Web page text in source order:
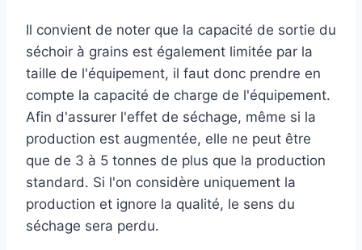
Il convient de noter que la capacité de sortie du
séchoir à grains est également limitée par la
taille de l'équipement, il faut donc prendre en
compte la capacité de charge de l'équipement.
Afin d'assurer l'effet de séchage, même si la
production est augmentée, elle ne peut être
que de 3 à 5 tonnes de plus que la production
standard. Si l'on considère uniquement la
production et ignore la qualité, le sens du
séchage sera perdu.